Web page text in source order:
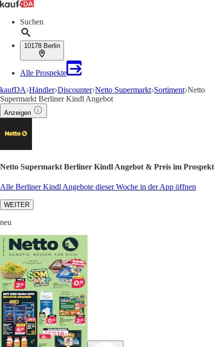
Suchen
10178 Berlin
Alle Prospekte
kaufDA Händler Discounter Netto Supermarkt Sortiment Netto
Supermarkt Berliner Kindl Angebot
Anzeigen
Netto Supermarkt Berliner Kindl Angebot & Preis im Prospekt
Alle Berliner Kindl Angebote dieser Woche in der App öffnen
WEITER
neu